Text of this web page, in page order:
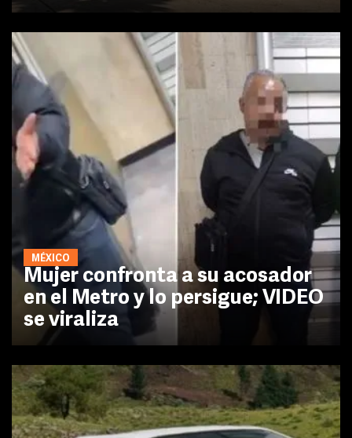
MÉXICO
Mujer confronta a su acosador
en el Metro y lo persigue; VIDEO
se viraliza